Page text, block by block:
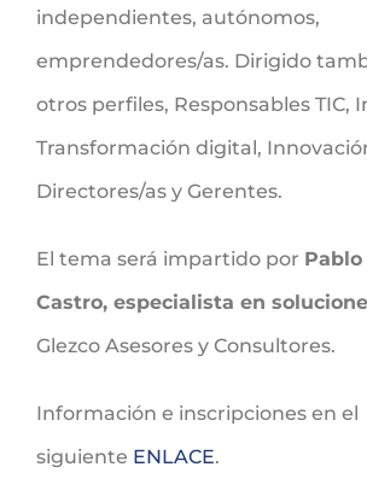
independientes, autónomos,
emprendedores/as. Dirigido
otros perfiles, Responsables TIC,
Transformación digital,
Directores/as y Gerentes.
El tema será impartido por
Castro, especialista en
Glezco Asesores y Consultores.
Información e inscripciones en el
siguiente ENLACE.